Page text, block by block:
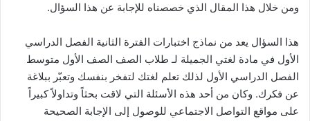
ومن خلال هذا المقال الذي خصصناه للإجابة عن هذا السؤال.
هذا السؤال يعد من نماذج اختبارات الفترة الثانية الفصل الدراسي
الأول في مادة لغتي الجميلة لـ طلاب الصف الصف الأول متوسط
الفصل الدراسي الأول لذلك تعلم لغتك لتفخر بنفسك وتعبّر ببلاغة
عن فكرك. وكان من أحد هذه الأسئلة التي لاقت بحثاً وتداولاً كبيراً
على مواقع التواصل الاجتماعي للوصول إلى الإجابة الصحيحة